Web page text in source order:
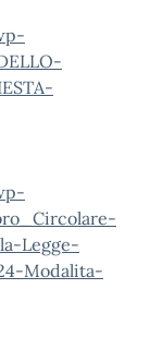
Legge-
Modalita-